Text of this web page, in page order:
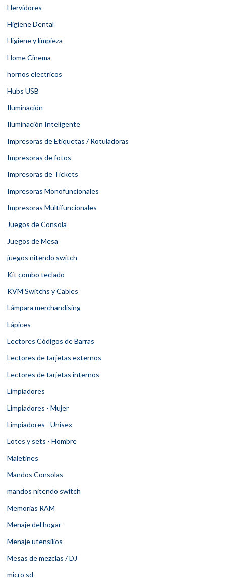
Hervidores
Higiene Dental
Higiene y limpieza
Home Cinema
hornos electricos
Hubs USB
Iluminación
Iluminación Inteligente
Impresoras de Etiquetas / Rotuladoras
Impresoras de fotos
Impresoras de Tickets
Impresoras Monofuncionales
Impresoras Multifuncionales
Juegos de Consola
Juegos de Mesa
juegos nitendo switch
Kit combo teclado
KVM Switchs y Cables
Lámpara merchandising
Lápices
Lectores Códigos de Barras
Lectores de tarjetas externos
Lectores de tarjetas internos
Limpiadores
Limpiadores - Mujer
Limpiadores - Unisex
Lotes y sets - Hombre
Maletines
Mandos Consolas
mandos nitendo switch
Memorias RAM
Menaje del hogar
Menaje utensilios
Mesas de mezclas / DJ
micro sd